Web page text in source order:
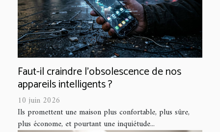
Faut-il craindre l’obsolescence de nos
appareils intelligents ?
10 juin 2026
Ils promettent une maison plus confortable, plus sûre,
plus économe, et pourtant une inquiétude...